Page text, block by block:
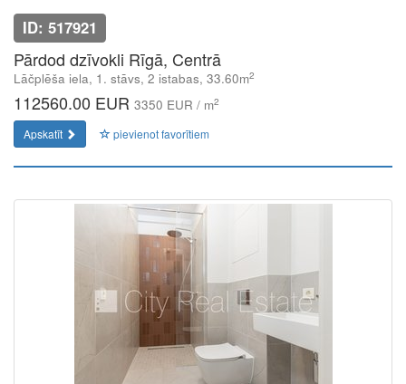
ID: 517921
Pārdod dzīvokli Rīgā, Centrā
Lāčplēša iela, 1. stāvs, 2 istabas, 33.60m2
112560.00 EUR 3350 EUR / m2
Apskatīt pievienot favorītiem